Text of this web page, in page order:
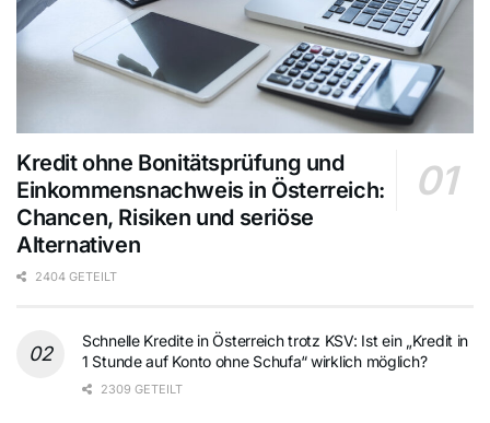
Kredit ohne Bonitätsprüfung und
Einkommensnachweis in Österreich:
Chancen, Risiken und seriöse
Alternativen
2404 GETEILT
Schnelle Kredite in Österreich trotz KSV: Ist ein „Kredit in
1 Stunde auf Konto ohne Schufa“ wirklich möglich?
2309 GETEILT